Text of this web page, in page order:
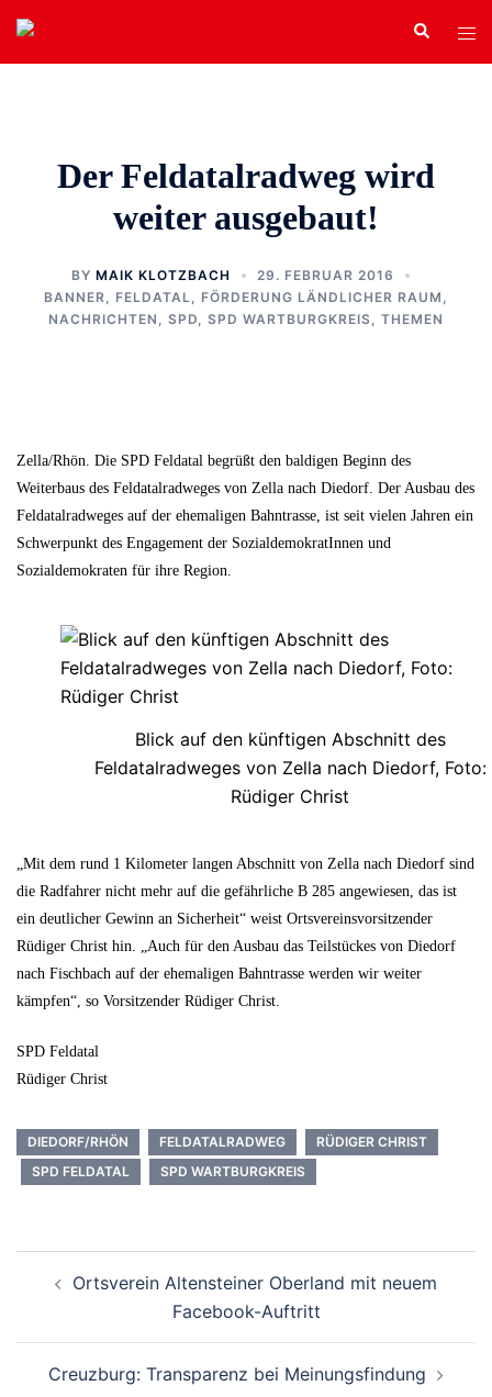
Zum
Inhalt
springen
Search
Der Feldatalradweg wird
weiter ausgebaut!
BY MAIK KLOTZBACH
29. FEBRUAR 2016
BANNER
FELDATAL FÖRDERUNG LÄNDLICHER RAUM
NACHRICHTEN
SPD SPD WARTBURGKREIS THEMEN
Zella/Rhön. Die SPD Feldatal begrüßt den baldigen Beginn des
Weiterbaus des Feldatalradweges von Zella nach Diedorf. Der Ausbau des
Feldatalradweges auf der ehemaligen Bahntrasse, ist seit vielen Jahren ein
Schwerpunkt des Engagement der SozialdemokratInnen und
Sozialdemokraten für ihre Region.
Blick auf den künftigen Abschnitt des
Feldatalradweges von Zella nach Diedorf, Foto:
Rüdiger Christ
„Mit dem rund 1 Kilometer langen Abschnitt von Zella nach Diedorf sind
die Radfahrer nicht mehr auf die gefährliche B 285 angewiesen, das ist
ein deutlicher Gewinn an Sicherheit“ weist Ortsvereinsvorsitzender
Rüdiger Christ hin. „Auch für den Ausbau das Teilstückes von Diedorf
nach Fischbach auf der ehemaligen Bahntrasse werden wir weiter
kämpfen“, so Vorsitzender Rüdiger Christ.
SPD Feldatal
Rüdiger Christ
DIEDORF/RHÖN FELDATALRADWEG
RÜDIGER CHRIST
SPD FELDATAL
SPD WARTBURGKREIS
Navigation
Ortsverein Altensteiner Oberland mit neuem
Facebook-Auftritt
Creuzburg: Transparenz bei Meinungsfindung